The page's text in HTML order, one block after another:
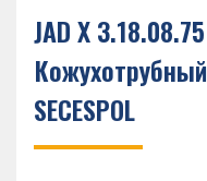
JAD X
SECESPOL